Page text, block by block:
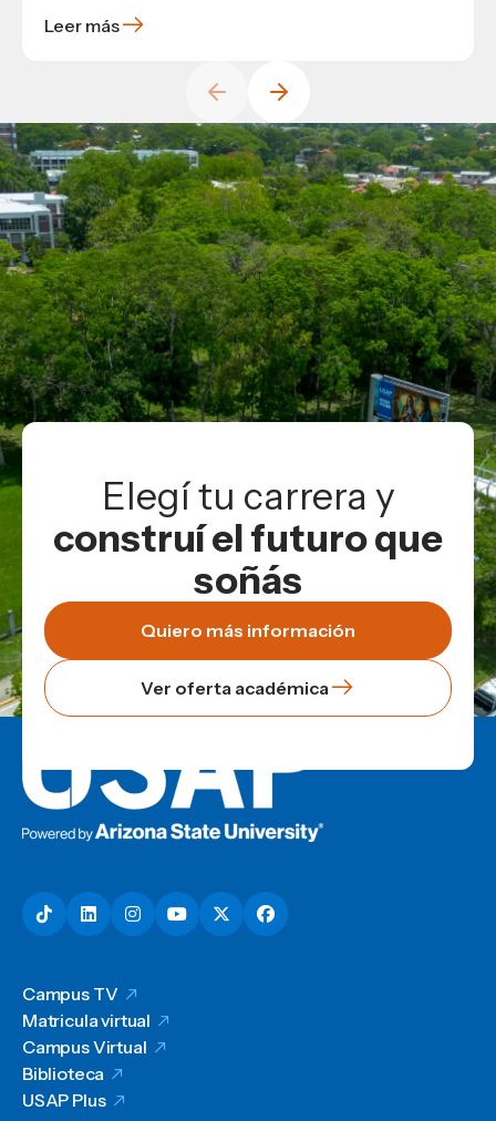
Leer más
Leer más
Leer más
Elegí tu carrera y
construí el futuro que
soñás
Quiero más información
Ver oferta académica
Campus TV
Matricula virtual
Campus Virtual
Biblioteca
USAP Plus